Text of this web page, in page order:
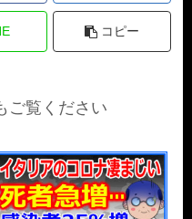
コピー
ご覧ください